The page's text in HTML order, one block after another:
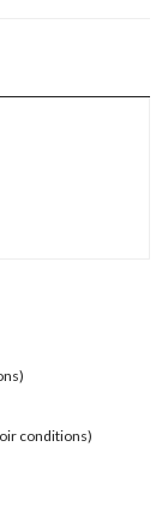
conditions)